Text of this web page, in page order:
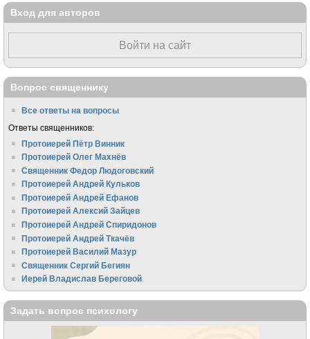
Вход для авторов
Войти на сайт
Вопрос священнику
Все ответы на вопросы
Ответы священников:
Протоиерей Пётр Винник
Протоиерей Олег Махнёв
Священник Федор Людоговский
Протоиерей Андрей Кульков
Протоиерей Андрей Ефанов
Протоиерей Алексий Зайцев
Протоиерей Андрей Спиридонов
Протоиерей Андрей Ткачёв
Протоиерей Василий Мазур
Священник Сергий Бегиян
Иерей Владислав Береговой
Задать вопрос психологу